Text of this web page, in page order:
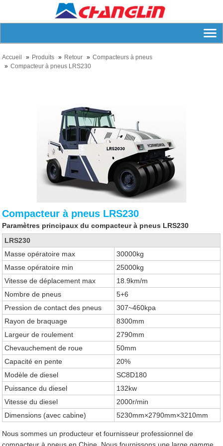
Accueil Produits Retour
Compacteurs à pneus
Compacteur à pneus LRS230
Compacteur à pneus LRS230
Paramètres principaux du compacteur à pneus LRS230
LRS230
Masse opératoire max
30000kg
Masse opératoire min
25000kg
Vitesse de déplacement max
18.9km/m
Nombre de pneus
5+6
Pression de contact des pneus
307~460kpa
Rayon de braquage
8300mm
Largeur de roulement
2790mm
Chevauchement de roue
50mm
Capacité en pente
20%
Modèle de diesel
SC8D180
Puissance du diesel
132kw
Vitesse du diesel
2000r/min
Dimensions (avec cabine)
5230mm×2790mm×3210mm
Nous sommes un producteur et fournisseur professionnel de